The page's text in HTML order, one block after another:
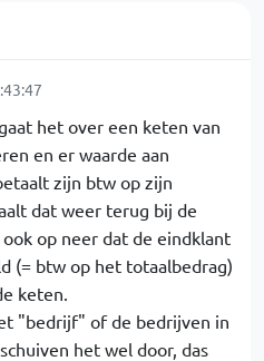
het over een keten van
en er waarde aan
zijn btw op zijn
dat weer terug bij de
op neer dat de eindklant
(= btw op het totaalbedrag)
keten.
"bedrijf" of de bedrijven in
het wel door, das